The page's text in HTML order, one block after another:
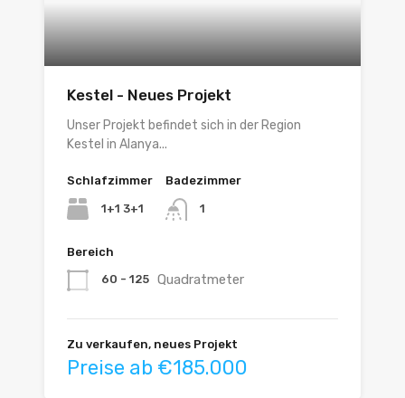
Kestel - Neues Projekt
Unser Projekt befindet sich in der Region
Kestel in Alanya...
Schlafzimmer
1+1 3+1
Badezimmer
1
Bereich
60 - 125 Quadratmeter
Zu verkaufen, neues Projekt
Preise ab €185.000